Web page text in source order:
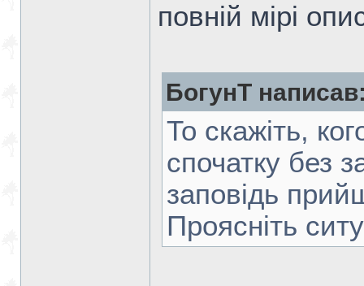
повній мірі
БогунТ
То скажіть,
спочатку без
заповідь
Проясніть